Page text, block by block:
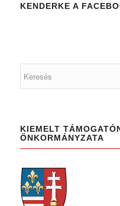
KENDERKE A
KIEMELT
ÖNKORMÁNYZATA